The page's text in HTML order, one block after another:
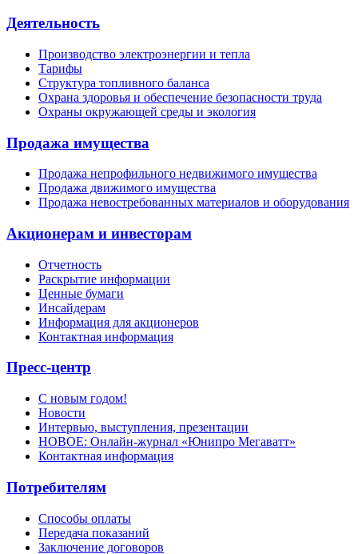
Деятельность
Производство электроэнергии и тепла
Тарифы
Структура топливного баланса
Охрана здоровья и обеспечение безопасности труда
Охраны окружающей среды и экология
Продажа имущества
Продажа непрофильного недвижимого имущества
Продажа движимого имущества
Продажа невостребованных материалов и оборудования
Акционерам и инвесторам
Отчетность
Раскрытие информации
Ценные бумаги
Инсайдерам
Информация для акционеров
Контактная информация
Пресс-центр
С новым годом!
Новости
Интервью, выступления, презентации
НОВОЕ: Онлайн-журнал «Юнипро Мегаватт»
Контактная информация
Потребителям
Способы оплаты
Передача показаний
Заключение договоров